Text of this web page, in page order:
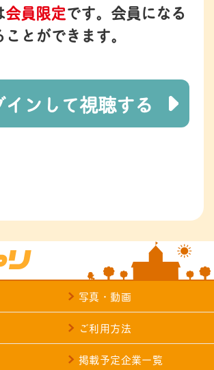
会員限定です。 会員になる
とができます。
インして視聴する
写真・動画
ご利用方法
掲載予定企業一覧